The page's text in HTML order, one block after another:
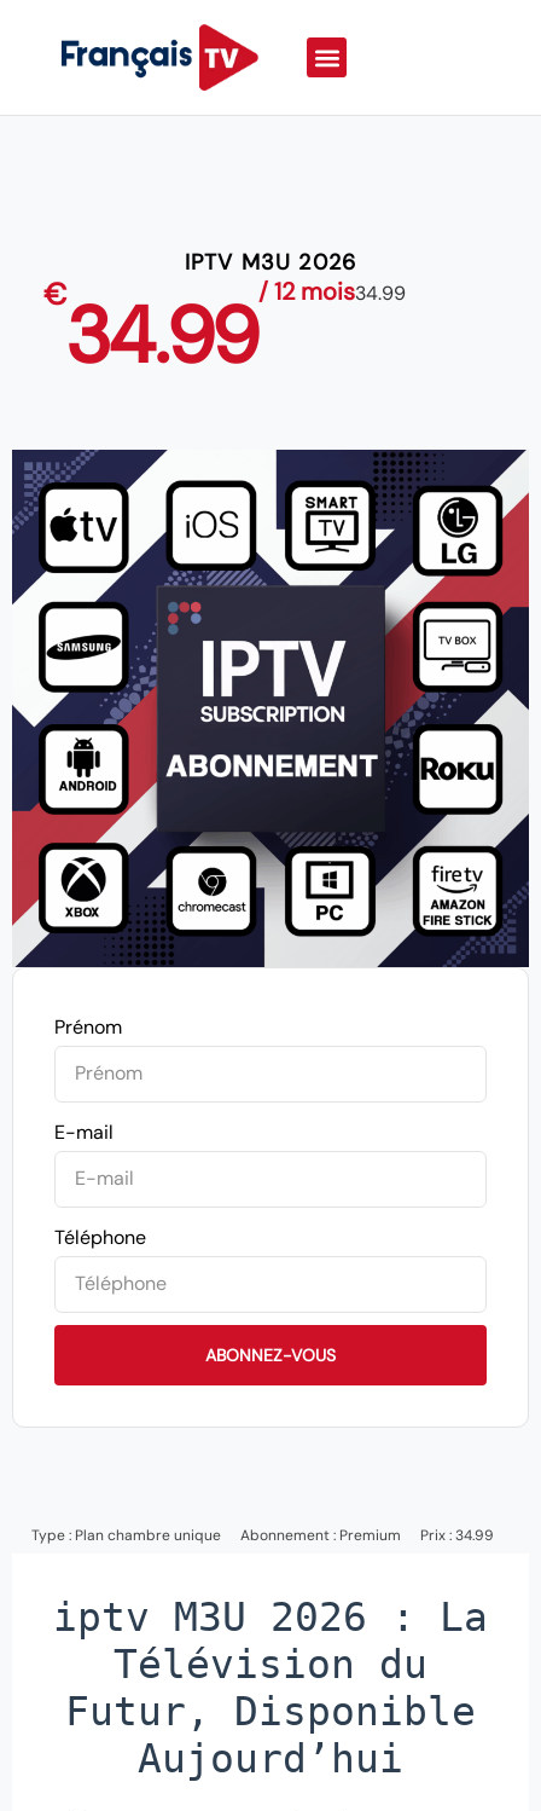
IPTV M3U 2026
€34.99/ 12 mois34.99
Prénom
E-mail
Téléphone
ABONNEZ-VOUS
Type : Plan chambre unique Abonnement : Premium Prix : 34.99
iptv M3U 2026 : La
Télévision du
Futur, Disponible
Aujourd’hui